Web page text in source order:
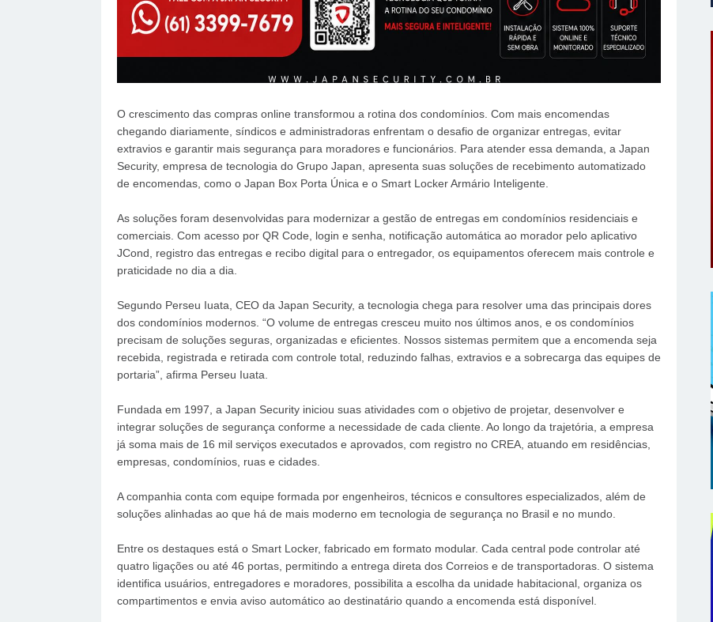
O crescimento das compras online transformou a rotina dos condomínios. Com mais encomendas
chegando diariamente, síndicos e administradoras enfrentam o desafio de organizar entregas, evitar
extravios e garantir mais segurança para moradores e funcionários. Para atender essa demanda, a Japan
Security, empresa de tecnologia do Grupo Japan, apresenta suas soluções de recebimento automatizado
de encomendas, como o Japan Box Porta Única e o Smart Locker Armário Inteligente.
As soluções foram desenvolvidas para modernizar a gestão de entregas em condomínios residenciais e
comerciais. Com acesso por QR Code, login e senha, notificação automática ao morador pelo aplicativo
JCond, registro das entregas e recibo digital para o entregador, os equipamentos oferecem mais controle e
praticidade no dia a dia.
Segundo Perseu Iuata, CEO da Japan Security, a tecnologia chega para resolver uma das principais dores
dos condomínios modernos. “O volume de entregas cresceu muito nos últimos anos, e os condomínios
precisam de soluções seguras, organizadas e eficientes. Nossos sistemas permitem que a encomenda seja
recebida, registrada e retirada com controle total, reduzindo falhas, extravios e a sobrecarga das equipes de
portaria”, afirma Perseu Iuata.
Fundada em 1997, a Japan Security iniciou suas atividades com o objetivo de projetar, desenvolver e
integrar soluções de segurança conforme a necessidade de cada cliente. Ao longo da trajetória, a empresa
já soma mais de 16 mil serviços executados e aprovados, com registro no CREA, atuando em residências,
empresas, condomínios, ruas e cidades.
A companhia conta com equipe formada por engenheiros, técnicos e consultores especializados, além de
soluções alinhadas ao que há de mais moderno em tecnologia de segurança no Brasil e no mundo.
Entre os destaques está o Smart Locker, fabricado em formato modular. Cada central pode controlar até
quatro ligações ou até 46 portas, permitindo a entrega direta dos Correios e de transportadoras. O sistema
identifica usuários, entregadores e moradores, possibilita a escolha da unidade habitacional, organiza os
compartimentos e envia aviso automático ao destinatário quando a encomenda está disponível.